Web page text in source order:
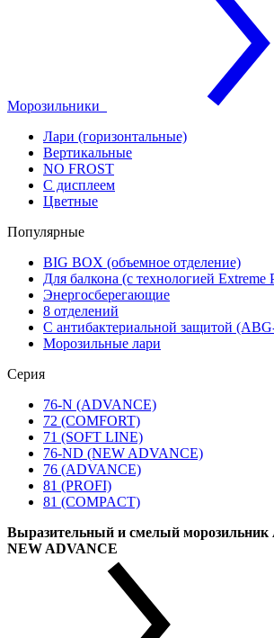
Морозильники
Лари (горизонтальные)
Вертикальные
NO FROST
С дисплеем
Цветные
Популярные
BIG BOX (объемное отделение)
Для балкона (с технологией Extreme
Энергосберегающие
8 отделений
С антибактериальной защитой
Морозильные лари
Серия
76-N (ADVANCE)
72 (COMFORT)
71 (SOFT LINE)
76-ND (NEW ADVANCE)
76 (ADVANCE)
81 (PROFI)
81 (COMPACT)
Выразительный и смелый морозильник
NEW ADVANCE